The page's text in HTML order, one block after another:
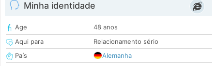
Minha identidade
Age
48 anos
Aqui para
Relacionamento sério
País
Alemanha